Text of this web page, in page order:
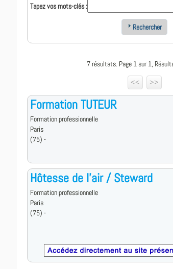
Tapez vos mots-clés :
Rechercher
7 résultats. Page 1 sur 1,
<<
>>
Formation TUTEUR
Formation professionnelle
Paris
(75) -
Hôtesse de l'air / Steward
Formation professionnelle
Paris
(75) -